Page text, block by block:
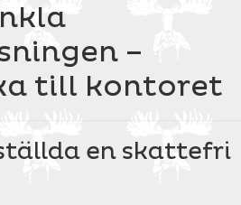
–
till kontoret
en skattefri